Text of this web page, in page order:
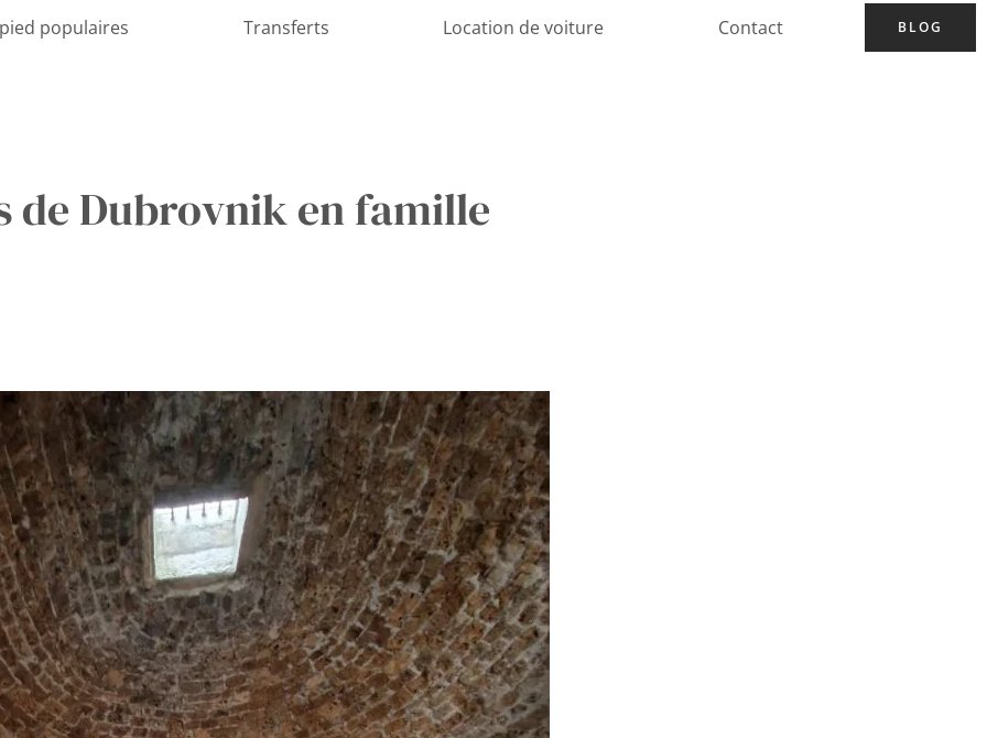
populaires Transferts Location de voiture Contact BLOG
de Dubrovnik en famille